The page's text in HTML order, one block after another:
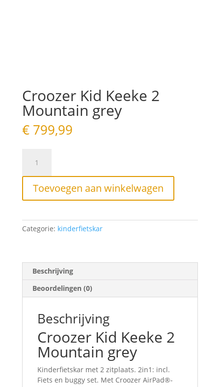
Croozer Kid Keeke 2
Mountain grey
€799,99
Keeke
Toevoegen aan winkelwagen
Categorie: kinderfietskar
Beschrijving
Beoordelingen (0)
Beschrijving
Croozer Kid Keeke 2
Mountain grey
Kinderfietskar met 2 zitplaats. 2in1: incl.
Fiets en buggy set. Met Croozer AirPad®-